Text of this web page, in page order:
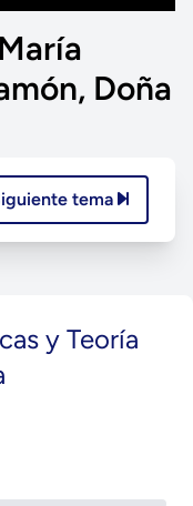
Doña
tema
y Teoría